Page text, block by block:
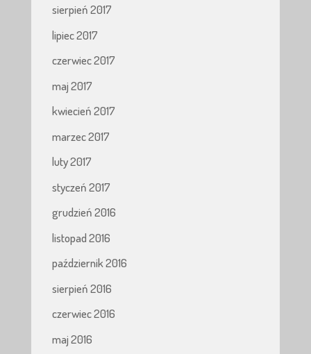
sierpień 2017
lipiec 2017
czerwiec 2017
maj 2017
kwiecień 2017
marzec 2017
luty 2017
styczeń 2017
grudzień 2016
listopad 2016
październik 2016
sierpień 2016
czerwiec 2016
maj 2016